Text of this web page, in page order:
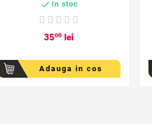
 In stoc
3500 lei
Adauga in cos